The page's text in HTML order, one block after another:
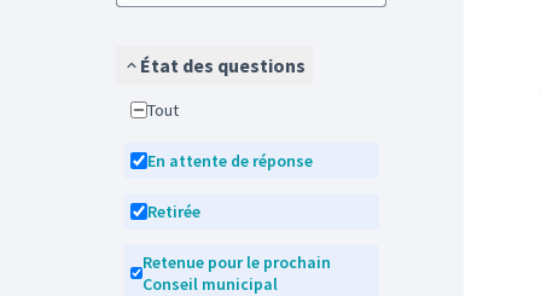
État des questions
Tout
En attente de réponse
Retirée
Retenue pour le prochain
Conseil municipal